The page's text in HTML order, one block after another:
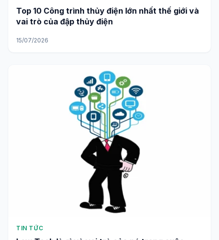
Top 10 Công trình thủy điện lớn nhất thế giới và
vai trò của đập thủy điện